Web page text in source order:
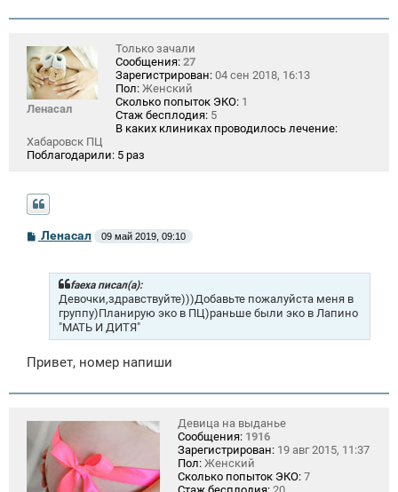
е
Ленасал
Только зачали
Сообщения: 27
Зарегистрирован: 04 сен 2018, 16:13
Пол: Женский
Сколько попыток ЭКО: 1
Стаж бесплодия: 5
В каких клиниках проводилось лечение:
Хабаровск ПЦ
Поблагодарили: 5 раз
С
Ленасал 09 май 2019, 09:10
faexa писал(а):
Девочки,здравствуйте)))Добавьте пожалуйста меня в
группу)Планирую эко в ПЦ)раньше были эко в Лапино
"МАТЬ И ДИТЯ"
Привет, номер напиши
Девица на выданье
Сообщения: 1916
Зарегистрирован: 19 авг 2015, 11:37
Пол: Женский
Сколько попыток ЭКО: 7